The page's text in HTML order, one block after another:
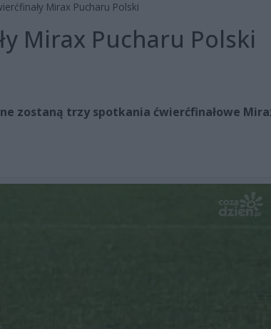
Mirax Pucharu Polski
Mirax Pucharu Polski
zostaną trzy spotkania ćwierćfinałowe